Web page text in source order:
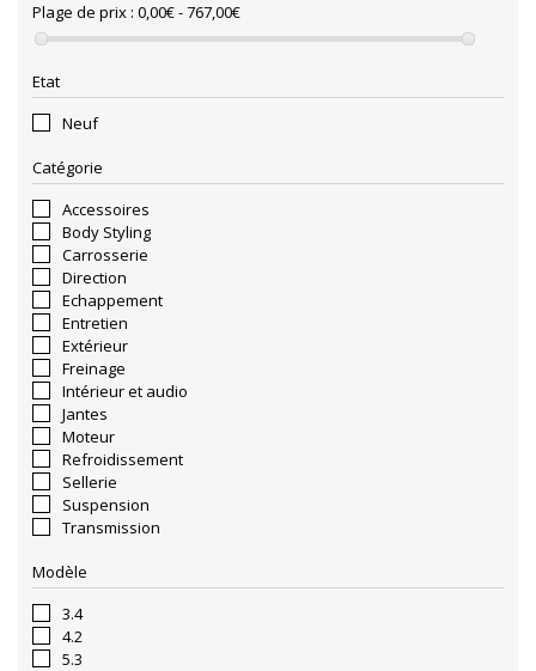
Plage de prix : 0,00€ - 767,00€
Etat
Neuf
Catégorie
Accessoires
Body Styling
Carrosserie
Direction
Echappement
Entretien
Extérieur
Freinage
Intérieur et audio
Jantes
Moteur
Refroidissement
Sellerie
Suspension
Transmission
Modèle
3.4
4.2
5.3